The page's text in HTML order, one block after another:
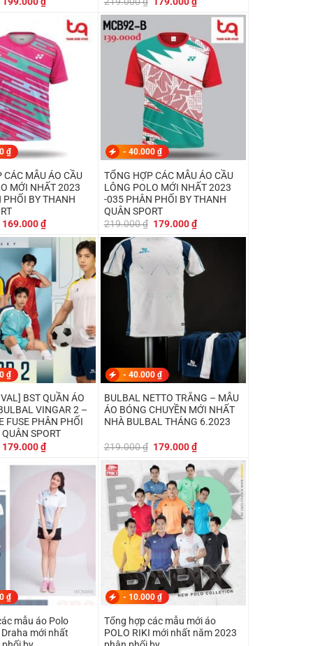
hiện
199.000 ₫.
hiện
179.000 ₫.
₫
CÁC MẪU ÁO CẦU
MỚI NHẤT 2023
BY THANH
Giá
là:
219.000 ₫.
169.000₫Giá
hiện
là:
169.000 ₫.
- 40.000 ₫
TỔNG HỢP CÁC MẪU ÁO CẦU
LÔNG POLO MỚI NHẤT 2023
-035 PHÂN PHỐI BY THANH
QUÂN SPORT
219.000₫ Giá
là:
219.000 ₫.
179.000₫Giá
hiện
là:
179.000 ₫.
₫
BST QUẦN ÁO
VINGAR 2 –
FUSE PHÂN PHỐI
SPORT
Giá
là:
179.000₫Giá
hiện
tại
là:
179.000 ₫.
- 40.000 ₫
BULBAL NETTO TRẮNG – MẪU
ÁO BÓNG CHUYỀN MỚI NHẤT
NHÀ BULBAL THÁNG 6.2023
219.000₫ Giá
là:
219.000 ₫.
179.000₫Giá
hiện
là:
179.000 ₫.
₫
mẫu áo Polo
mới nhất
- 10.000 ₫
Tổng hợp các mẫu mới áo
POLO RIKI mới nhất năm 2023